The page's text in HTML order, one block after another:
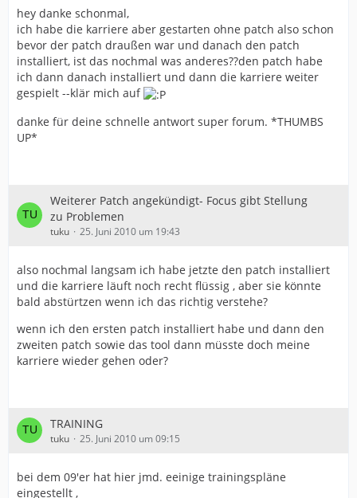
hey danke schonmal,
ich habe die karriere aber gestarten ohne patch also schon
bevor der patch draußen war und danach den patch
installiert, ist das nochmal was anderes??den patch habe
ich dann danach installiert und dann die karriere weiter
gespielt --klär mich auf
danke für deine schnelle antwort super forum. *THUMBS
UP*
Weiterer Patch angekündigt- Focus gibt Stellung
zu Problemen
tuku 25. Juni 2010 um 19:43
also nochmal langsam ich habe jetzte den patch installiert
und die karriere läuft noch recht flüssig , aber sie könnte
bald abstürtzen wenn ich das richtig verstehe?
wenn ich den ersten patch installiert habe und dann den
zweiten patch sowie das tool dann müsste doch meine
karriere wieder gehen oder?
TRAINING
tuku 25. Juni 2010 um 09:15
bei dem 09'er hat hier jmd. eeinige trainingspläne
eingestellt ,